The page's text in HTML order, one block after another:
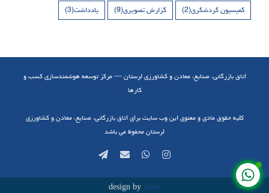
کمیسیون گردشگری(2) گزارش تصویری(9) یادداشت(3)
اتاق بازرگانی، صنایع، معادن و کشاورزی لرستان — مرکز توسعه هوشمندسازی کسب و
کارها
کلیه حقوق مادی و معنوی این وب سایت برای اتاق بازرگانی، صنایع، معادن و کشاورزی
لرستان محفوظ می باشد
Instagram
WhatsApp
Email
Telegram
design by mree